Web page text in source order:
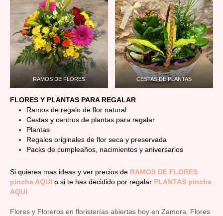
RAMOS DE FLORES CESTAS DE PLANTAS
FLORES Y PLANTAS PARA REGALAR
Ramos de regalo de flor natural
Cestas y centros de plantas para regalar
Plantas
Regalos originales de flor seca y preservada
Packs de cumpleaños, nacimientos y aniversarios
Si quieres mas ideas y ver precios de RAMOS DE FLORES
pincha AQUI o si te has decidido por regalar PLANTAS pincha
AQUI
Flores y Floreros en floristerías abiertas hoy en Zamora. Flores